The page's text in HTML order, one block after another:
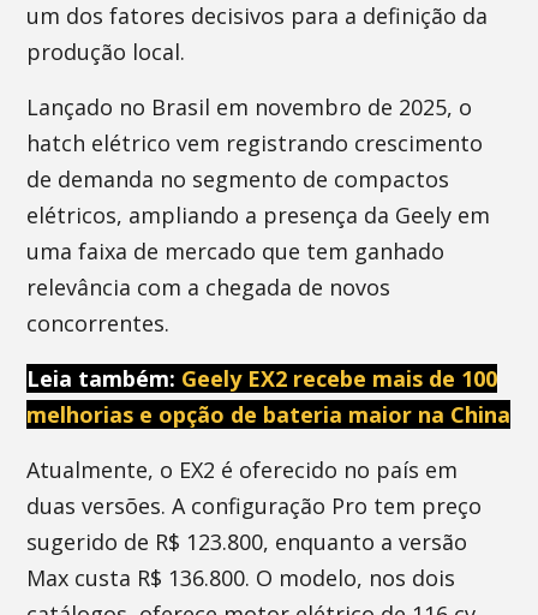
um dos fatores decisivos para a definição da
produção local.
Lançado no Brasil em novembro de 2025, o
hatch elétrico vem registrando crescimento
de demanda no segmento de compactos
elétricos, ampliando a presença da Geely em
uma faixa de mercado que tem ganhado
relevância com a chegada de novos
concorrentes.
Leia também: Geely EX2 recebe mais de 100
melhorias e opção de bateria maior na China
Atualmente, o EX2 é oferecido no país em
duas versões. A configuração Pro tem preço
sugerido de R$ 123.800, enquanto a versão
Max custa R$ 136.800. O modelo, nos dois